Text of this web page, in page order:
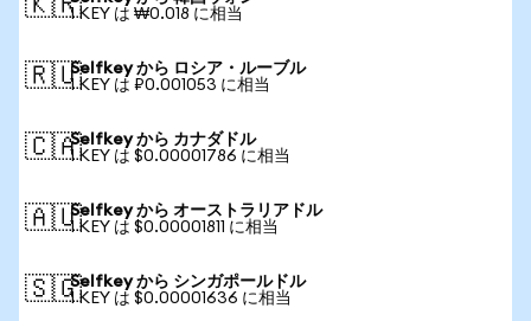
🇰🇷1 KEY は ₩0.018 に相当
🇷🇺Selfkey から ロシア・ルーブル
1 KEY は ₽0.001053 に相当
🇨🇦Selfkey から カナダドル
1 KEY は $0.00001786 に相当
🇦🇺Selfkey から オーストラリアドル
1 KEY は $0.00001811 に相当
🇸🇬Selfkey から シンガポールドル
1 KEY は $0.00001636 に相当